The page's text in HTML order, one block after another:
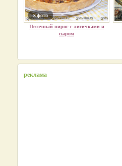
8 фото
Песочный пирог с лисичками и
сыром
реклама